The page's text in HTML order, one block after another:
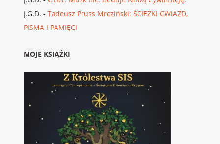
J.G.D. - Tadeusz Pruss Mroziński: ŚCIEŻKI GWIAZD,
PISMA I PAMIĘCI
MOJE KSIĄŻKI